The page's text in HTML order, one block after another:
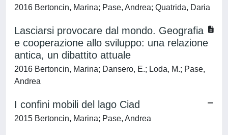
2016 Bertoncin, Marina; Pase, Andrea; Quatrida, Daria
Lasciarsi provocare dal mondo. Geografia
e cooperazione allo sviluppo: una relazione
antica, un dibattito attuale
2016 Bertoncin, Marina; Dansero, E.; Loda, M.; Pase,
Andrea
I confini mobili del lago Ciad
2015 Bertoncin, Marina; Pase, Andrea